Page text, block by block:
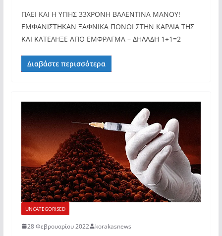
ΠΑΕΙ ΚΑΙ Η ΥΓΙΗΣ 33ΧΡΟΝΗ ΒΑΛΕΝΤΙΝΑ ΜΑΝΟΥ!
ΕΜΦΑΝΙΣΤΗΚΑΝ ΞΑΦΝΙΚΑ ΠΟΝΟΙ ΣΤΗΝ ΚΑΡΔΙΑ ΤΗΣ
ΚΑΙ ΚΑΤΕΛΗΞΕ ΑΠΟ ΕΜΦΡΑΓΜΑ – ΔΗΛΑΔΗ 1+1=2
Διαβάστε περισσότερα
UNCATEGORISED
28 Φεβρουαρίου 2022 korakasnews